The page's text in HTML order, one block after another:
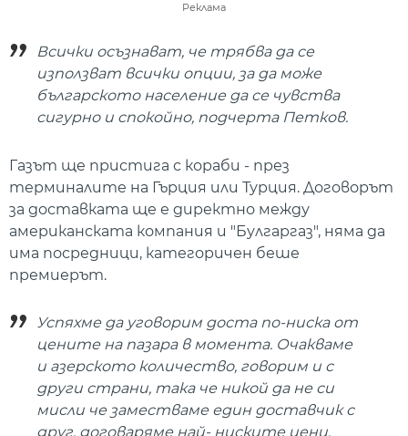
Реклама
Всички осъзнават, че трябва да се
използват всички опции, за да може
българското население да се чувства
сигурно и спокойно, подчерта Петков.
Газът ще пристига с кораби - през
терминалите на Гърция или Турция. Договорът
за доставката ще е директно между
американската компания и "Булгаргаз", няма да
има посредници, категоричен беше
премиерът.
Успяхме да уговорим доста по-ниска от
цените на пазара в момента. Очакваме
и азерското количество, говорим и с
други страни, така че никой да не си
мисли че заместваме един доставчик с
друг, договаряме най- ниските цени,